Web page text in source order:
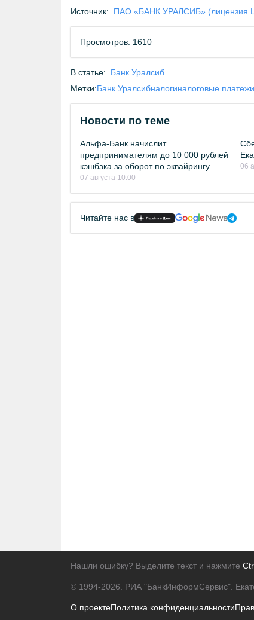
Источник: ПАО «БАНК УРАЛСИБ» (лицензия
Просмотров: 1610
В статье:
Банк Уралсиб
Метки:Банк Уралсибналогиналоговые платежи
Новости по теме
Альфа-Банк начислит
предпринимателям до 10 000 рублей
кэшбэка за оборот по эквайрингу
07 августа 10:00
06
Читайте нас в
Нашли ошибку? Выделите текст и нажмите
© 1994-2026. РИА "БанкИнформСервис".
О проектеПолитика конфиденциальности